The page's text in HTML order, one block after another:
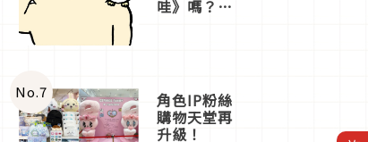
哇》嗎？日
一同給出了
答案
No.7 角色IP粉絲
購物天堂再
升級！